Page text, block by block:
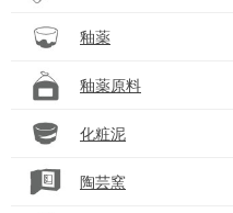
釉薬
釉薬原料
化粧泥
陶芸窯